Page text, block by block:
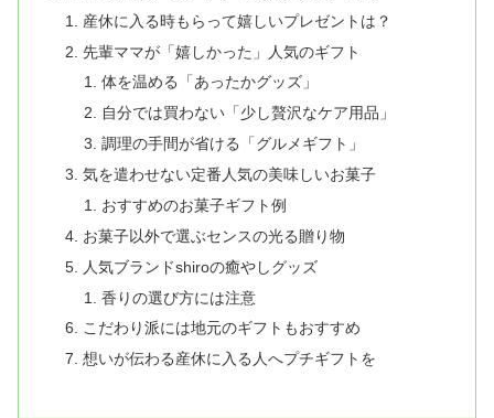
産休に入る時もらって嬉しいプレゼントは？
先輩ママが「嬉しかった」人気のギフト
体を温める「あったかグッズ」
自分では買わない「少し贅沢なケア用品」
調理の手間が省ける「グルメギフト」
気を遣わせない定番人気の美味しいお菓子
おすすめのお菓子ギフト例
お菓子以外で選ぶセンスの光る贈り物
人気ブランドshiroの癒やしグッズ
香りの選び方には注意
こだわり派には地元のギフトもおすすめ
想いが伝わる産休に入る人へプチギフトを